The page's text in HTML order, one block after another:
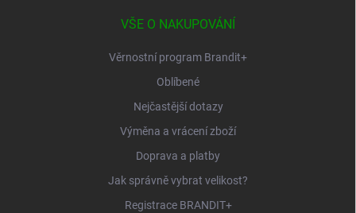
VŠE O NAKUPOVÁNÍ
Věrnostní program Brandit+
Oblíbené
Nejčastější dotazy
Výměna a vrácení zboží
Doprava a platby
Jak správně vybrat velikost?
Registrace BRANDIT+